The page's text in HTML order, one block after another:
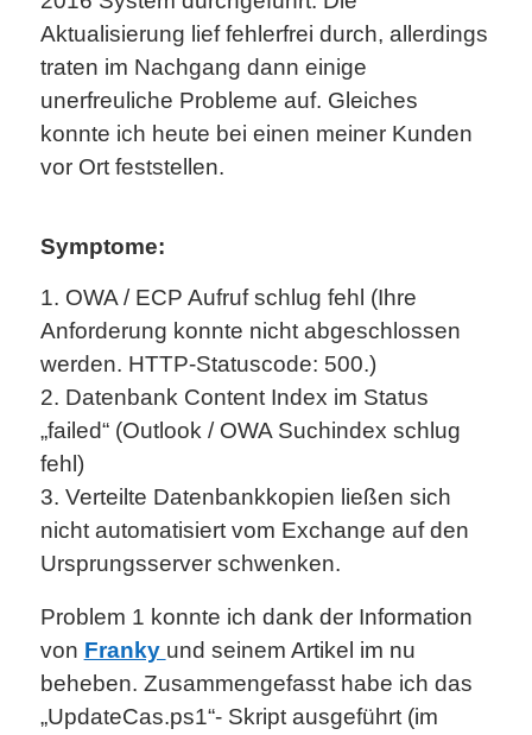
Aktualisierung lief fehlerfrei durch, allerdings
traten im Nachgang dann einige
unerfreuliche Probleme auf. Gleiches
konnte ich heute bei einen meiner Kunden
vor Ort feststellen.
Symptome:
1. OWA / ECP Aufruf schlug fehl (Ihre
Anforderung konnte nicht abgeschlossen
werden. HTTP-Statuscode: 500.)
2. Datenbank Content Index im Status
„failed“ (Outlook / OWA Suchindex schlug
fehl)
3. Verteilte Datenbankkopien ließen sich
nicht automatisiert vom Exchange auf den
Ursprungsserver schwenken.
Problem 1 konnte ich dank der Information
von Franky und seinem Artikel im nu
beheben. Zusammengefasst habe ich das
„UpdateCas.ps1“- Skript ausgeführt (im